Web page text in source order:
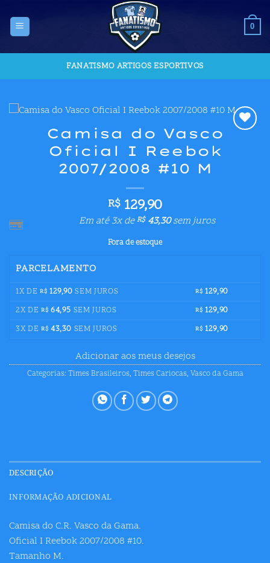
content
0
FANATISMO ARTIGOS ESPORTIVOS
Adicionar
aos meus
Camisa do Vasco
Oficial I Reebok
2007/2008 #10 M
R$ 129,90
Em até 3x deR$43,30sem juros
Fora de estoque
PARCELAMENTO
1X DE R$ 129,90 SEM JUROS R$ 129,90
2X DE R$ 64,95 SEM JUROS R$ 129,90
3X DE R$ 43,30 SEM JUROS R$ 129,90
Adicionar aos meus desejos
Categorias: Times Brasileiros, Times Cariocas, Vasco da Gama
DESCRIÇÃO
INFORMAÇÃO ADICIONAL
Camisa do C.R. Vasco da Gama.
Oficial I Reebok 2007/2008 #10.
Tamanho M.